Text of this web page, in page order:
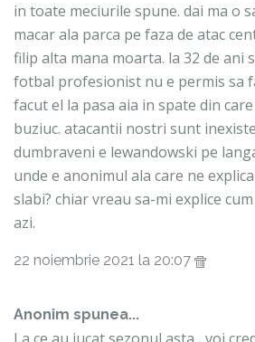
in toate meciurile spune. dai ma o
macar ala parca pe faza de atac
filip alta mana moarta. la 32 de ani
fotbal profesionist nu e permis sa
facut el la pasa aia in spate din
buziuc. atacantii nostri sunt
dumbraveni e lewandowski pe
unde e anonimul ala care ne
slabi? chiar vreau sa-mi explice
azi.
22 noiembrie 2021 la 20:07
Anonim spunea...